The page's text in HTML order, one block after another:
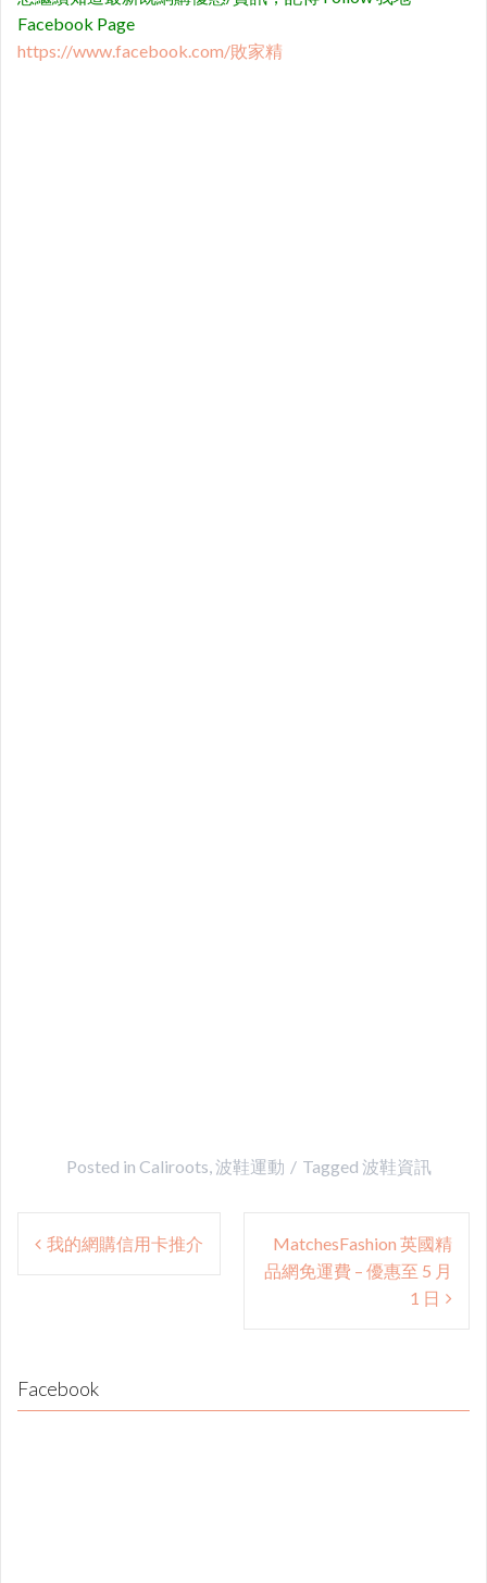
Facebook Page
https://www.facebook.com/敗家精
Posted in Caliroots,波鞋運動 Tagged 波鞋資訊
Post
navigation
我的網購信用卡推介
MatchesFashion 英國精
品網免運費 – 優惠至 5 月
1 日
Facebook